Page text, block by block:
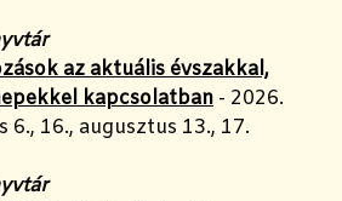
az aktuális évszakkal,
kapcsolatban - 2026.
6., 16., augusztus 13., 17.